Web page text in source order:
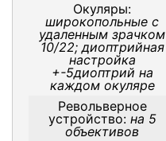
Окуляры:
широкопольные с
удаленным зрачком
10/22; диоптрийная
настройка
+-5диоптрий на
каждом окуляре
Револьверное
устройство: на 5
объективов